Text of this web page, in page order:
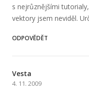
s nejrůznějšími
vektory jsem neviděl.
ODPOVĚDĚT
Vesta
4. 11. 2009